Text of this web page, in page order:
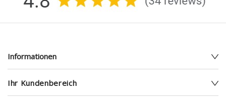
Informationen
Ihr Kundenbereich